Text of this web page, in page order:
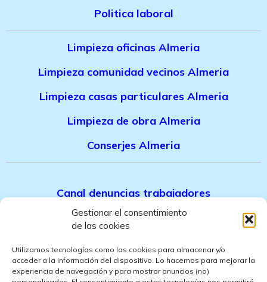
Gestionar el consentimiento
de las cookies
Utilizamos tecnologías como las cookies para almacenar y/o
acceder a la información del dispositivo. Lo hacemos para mejorar la
experiencia de navegación y para mostrar anuncios (no)
Politica laboral
Limpieza oficinas Almeria
Limpieza comunidad vecinos Almeria
Limpieza casas particulares Almeria
Limpieza de obra Almeria
Conserjes Almeria
Canal denuncias trabajadores
Politica de privacidad
Politica de cookies